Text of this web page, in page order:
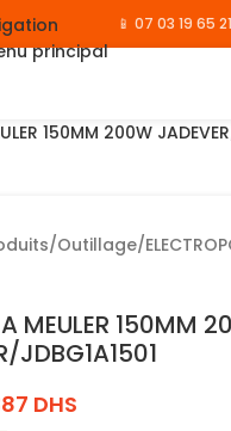
principal
📱 07 03 19 65 21
agrandir
/Outillage/
MEULER 150MM
JDBG1A1501
DHS